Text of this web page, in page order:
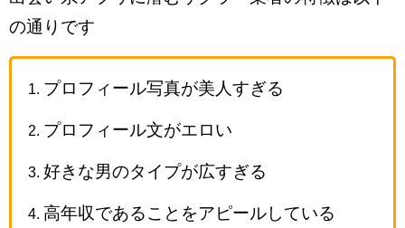
の通りです
プロフィール写真が美人すぎる
プロフィール文がエロい
好きな男のタイプが広すぎる
高年収であることをアピールしている